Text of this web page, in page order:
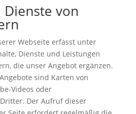
von
Webseite erfasst unter
Dienste und Leistungen
die unser Angebot ergänzen.
sind Karten von
Videos oder
Der Aufruf dieser